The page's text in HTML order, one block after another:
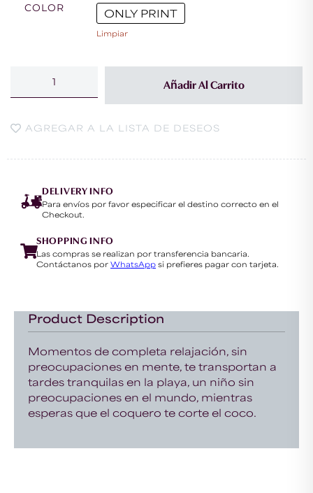
COLOR ONLY PRINT
Limpiar
Añadir Al Carrito
AGREGAR A LA LISTA DE DESEOS
DELIVERY INFO
Para envíos por favor especificar el destino correcto en el
Checkout.
SHOPPING INFO
Las compras se realizan por transferencia bancaria.
Contáctanos por WhatsApp si prefieres pagar con tarjeta.
Product Description
Momentos de completa relajación, sin
preocupaciones en mente, te transportan a
tardes tranquilas en la playa, un niño sin
preocupaciones en el mundo, mientras
esperas que el coquero te corte el coco.